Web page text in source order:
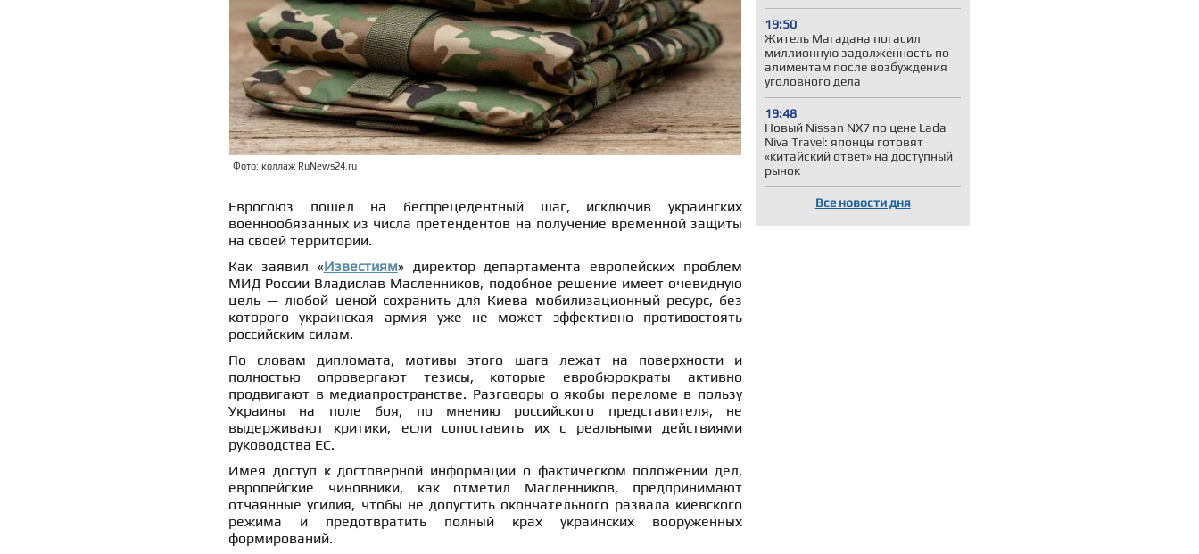
19:50
Житель Магадана погасил
миллионную задолженность по
алиментам после возбуждения
уголовного дела
19:48
Новый Nissan NX7 по цене Lada
Niva Travel: японцы готовят
«китайский ответ» на доступный
рынок
Все новости дня
Фото: коллаж RuNews24.ru
Евросоюз пошел на беспрецедентный шаг, исключив украинских
военнообязанных из числа претендентов на получение временной защиты
на своей территории.
Как заявил «Известиям» директор департамента европейских проблем
МИД России Владислав Масленников, подобное решение имеет очевидную
цель — любой ценой сохранить для Киева мобилизационный ресурс, без
которого украинская армия уже не может эффективно противостоять
российским силам.
По словам дипломата, мотивы этого шага лежат на поверхности и
полностью опровергают тезисы, которые евробюрократы активно
продвигают в медиапространстве. Разговоры о якобы переломе в пользу
Украины на поле боя, по мнению российского представителя, не
выдерживают критики, если сопоставить их с реальными действиями
руководства ЕС.
Имея доступ к достоверной информации о фактическом положении дел,
европейские чиновники, как отметил Масленников, предпринимают
отчаянные усилия, чтобы не допустить окончательного развала киевского
режима и предотвратить полный крах украинских вооруженных
формирований.